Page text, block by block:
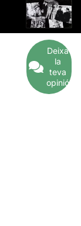
Deixa
la
teva
opinió